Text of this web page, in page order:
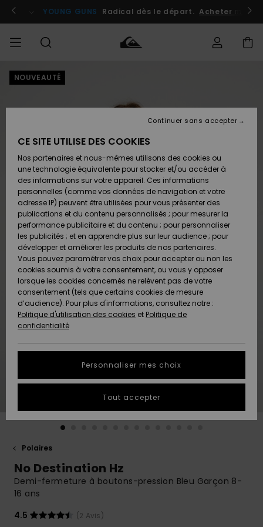
l'information
le
Se connecter / s'inscrire
YOUNG GUNS Radical dès le départ. Acheter
HOMME
Chaussures
& Tongs
Surf
Snow
Nouveautés
A
Découvrir
Chaussures
& Tongs
Surf
Snow
Nouveautés
A
Découvrir
FEMME
A
Découvrir
Snow
SURF
Homme
Surf
Shop
Enfant
Highlights
Communauté
SNOW
Homme
Snow
Shop
Enfant
Snow
Shop
Femme
A
Découvrir
Communauté
OUTLET
Enfant
Outlet
Femme
AIDE &
CONTACT
Retours
Paiement
Carte
Cadeau
Quiksilver
Freedom
Protection
des
tailles
plus rapide
à votre
une
conversation
MAGASINS
QUIKSILVER
NOUVEAUTÉ
Polaires
No Destination Hz
Demi-fermeture à boutons-pression Bleu Garçon 8-
16 ans
4.5
(2 Avis)
CE SITE UTILISE DES COOKIES
Nos partenaires et nous-mêmes utilisons des cookies ou
une technologie équivalente pour stocker et/ou accéder à
des informations sur votre appareil. Ces informations
personnelles (comme vos données de navigation et votre
adresse IP) peuvent être utilisées pour vous présenter des
publications et du contenu personnalisés ; pour mesurer la
performance publicitaire et du contenu ; pour personnaliser
les publicités ; et en apprendre plus sur leur audience ; pour
développer et améliorer les produits de nos partenaires.
Vous pouvez paramétrer vos choix pour accepter ou non les
cookies soumis à votre consentement, ou vous y opposer
lorsque les cookies concernés ne relèvent pas de votre
consentement (tels que certains cookies de mesure
d’audience). Pour plus d'informations, consultez notre :
Politique d'utilisation des cookies et Politique de
confidentialité
Personnaliser mes choix
Continuer sans accepter
Tout accepter